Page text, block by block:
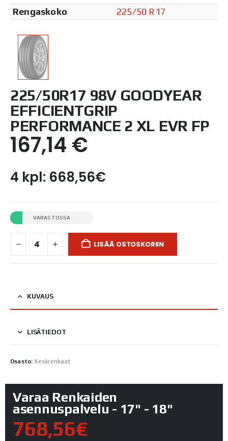
Rengaskoko
225/50 R17
225/50R17 98V GOODYEAR
EFFICIENTGRIP
PERFORMANCE 2 XL EVR FP
167,14 €
4 kpl: 668,56€
VARASTOSSA
LISÄÄ OSTOSKORIIN
KUVAUS
LISÄTIEDOT
Osasto: Kesärenkaat
Varaa Renkaiden
asennuspalvelu - 17" - 18"
768,56€